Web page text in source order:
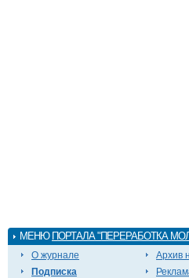
МЕНЮ ПОРТАЛА "ПЕРЕРАБОТКА
О журнале
Подписка
Архив